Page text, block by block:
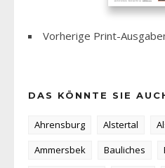
Vorherige Print-
DAS KÖNNTE SIE
Ahrensburg Alstertal
Ammersbek
Bauliches